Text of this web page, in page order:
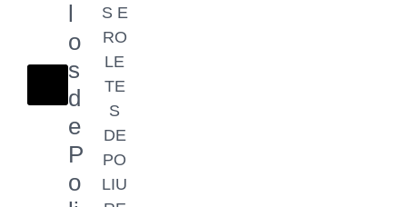
l
o
s
d
e
P
o
S E
RO
LE
TE
S
DE
PO
LIU